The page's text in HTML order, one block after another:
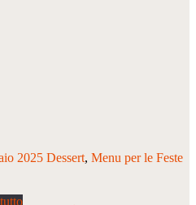
2025 Dessert Menu per le Feste